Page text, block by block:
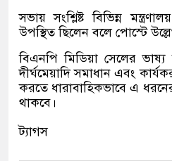
সভায় সংশ্লিষ্ট বিভিন্ন
উপস্থিত ছিলেন বলে পোস্টে
বিএনপি মিডিয়া সেলের
দীর্ঘমেয়াদি সমাধান এবং
করতে ধারাবাহিকভাবে এ
থাকবে।
ট্যাগস